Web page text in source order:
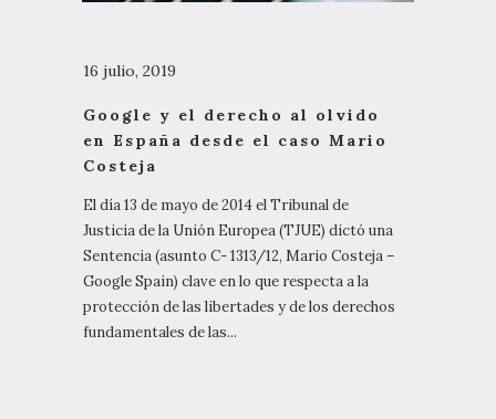
16 julio, 2019
Google y el derecho al olvido
en España desde el caso Mario
Costeja
El día 13 de mayo de 2014 el Tribunal de
Justicia de la Unión Europea (TJUE) dictó una
Sentencia (asunto C- 1313/12, Mario Costeja –
Google Spain) clave en lo que respecta a la
protección de las libertades y de los derechos
fundamentales de las...